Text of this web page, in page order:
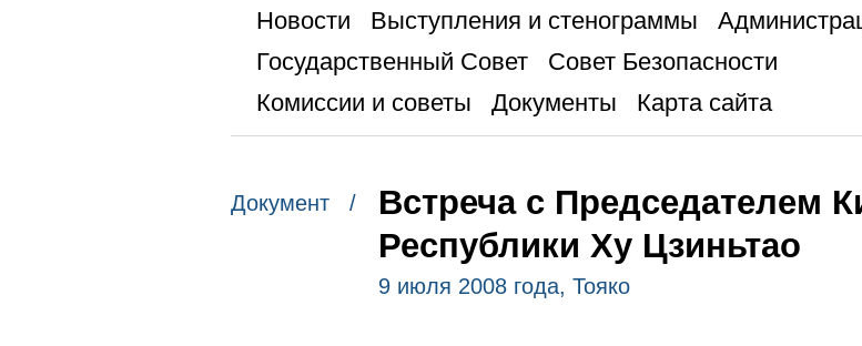
Новости Выступления и стенограммы
Государственный Совет
Совет Безопасности
Комиссии и советы
Документы Карта сайта
Документ /
Встреча с Председателем
Республики Ху Цзиньтао
9 июля 2008 года, Тояко